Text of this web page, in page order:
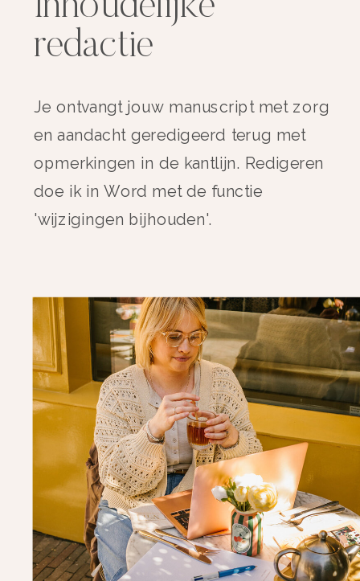
Je ontvangt jouw manuscript met zorg
en aandacht geredigeerd terug met
opmerkingen in de kantlijn. Redigeren
doe ik in Word met de functie
'wijzigingen bijhouden'.
redactie